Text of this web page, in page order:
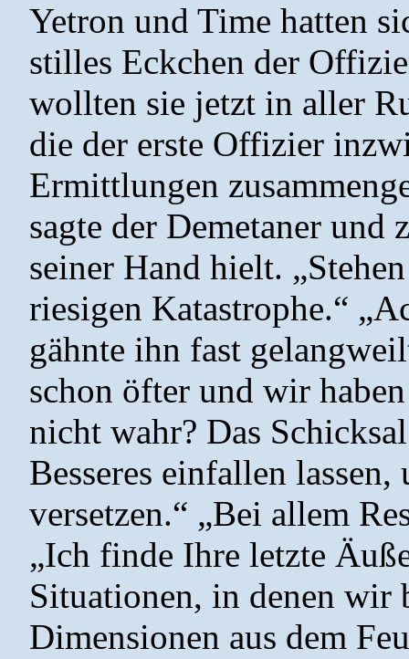
Yetron und Time hatten
stilles Eckchen der
wollten sie jetzt in aller
die der erste Offizier
Ermittlungen
sagte der Demetaner und
seiner Hand hielt.
riesigen Katastrophe.“
gähnte ihn fast
schon öfter und wir
nicht wahr? Das
Besseres einfallen
versetzen.“ „Bei allem
„Ich finde Ihre letzte
Situationen, in denen wir
Dimensionen aus dem